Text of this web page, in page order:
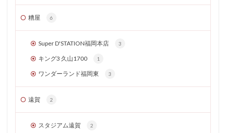
糟屋 6
Super D'STATION福岡本店 3
キング3 久山1700 1
ワンダーランド福岡東 3
遠賀 2
スタジアム遠賀 2